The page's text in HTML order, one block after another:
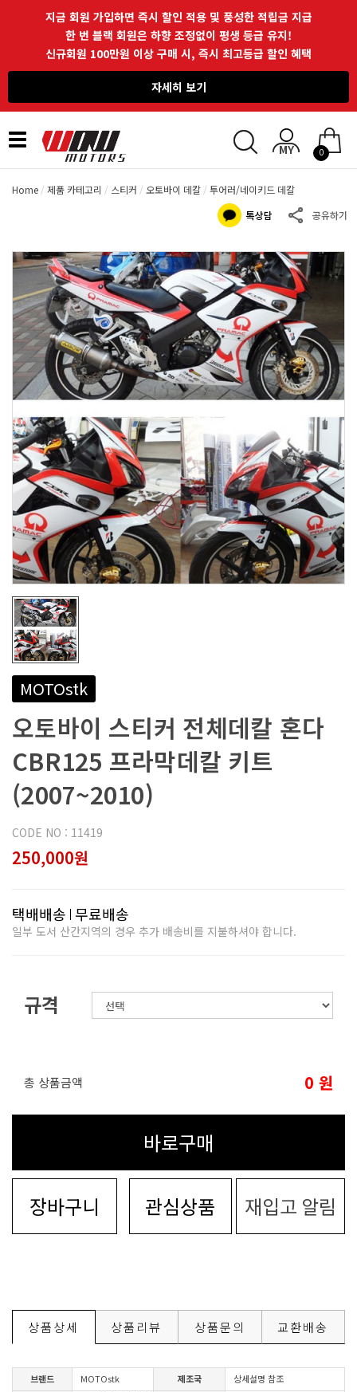
지금 회원 가입하면 즉시 할인 적용 및 풍성한 적립금 지급
한 번 블랙 회원은 하향 조정없이 평생 등급 유지!
신규회원 100만원 이상 구매 시, 즉시 최고등급 할인 혜택
자세히 보기
Toggle
navigation
0
Home 제품 카테고리 스티커 오토바이 데칼 투어러/네이키드 데칼
MOTOstk
오토바이 스티커 전체데칼 혼다
CBR125 프라막데칼 키트
(2007~2010)
CODE NO : 11419
250,000원
택배배송 무료배송
일부 도서 산간지역의 경우 추가 배송비를 지불하셔야 합니다.
규격
총 상품금액 0 원
바로구매
장바구니 관심상품 재입고 알림
상품상세 상품리뷰 상품문의 교환배송
브랜드 MOTOstk 제조국 상세설명 참조